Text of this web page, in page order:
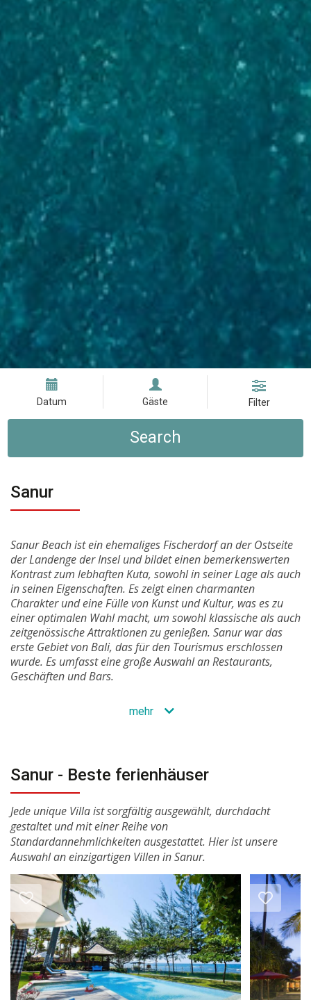
Datum Gäste Filter
Search
Sanur
Sanur Beach ist ein ehemaliges Fischerdorf an der Ostseite
der Landenge der Insel und bildet einen bemerkenswerten
Kontrast zum lebhaften Kuta, sowohl in seiner Lage als auch
in seinen Eigenschaften. Es zeigt einen charmanten
Charakter und eine Fülle von Kunst und Kultur, was es zu
einer optimalen Wahl macht, um sowohl klassische als auch
zeitgenössische Attraktionen zu genießen. Sanur war das
erste Gebiet von Bali, das für den Tourismus erschlossen
wurde. Es umfasst eine große Auswahl an Restaurants,
Geschäften und Bars.
mehr
Sanur - Beste ferienhäuser
Jede unique Villa ist sorgfältig ausgewählt, durchdacht
gestaltet und mit einer Reihe von
Standardannehmlichkeiten ausgestattet. Hier ist unsere
Auswahl an einzigartigen Villen in Sanur.